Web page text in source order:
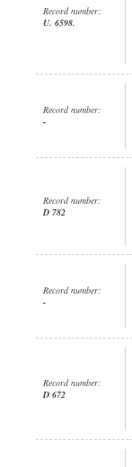
Record number:
U. 6598.
Record number:
-
Record number:
D 782
Record number:
-
Record number:
D 672